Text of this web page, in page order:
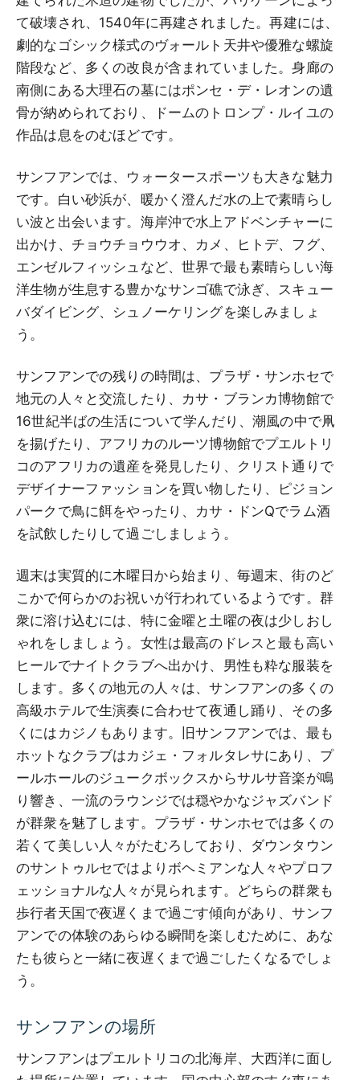
て破壊され、1540年に再建されました。再建には、
劇的なゴシック様式のヴォールト天井や優雅な螺旋
階段など、多くの改良が含まれていました。身廊の
南側にある大理石の墓にはポンセ・デ・レオンの遺
骨が納められており、ドームのトロンプ・ルイユの
作品は息をのむほどです。
サンフアンでは、ウォータースポーツも大きな魅力
です。白い砂浜が、暖かく澄んだ水の上で素晴らし
い波と出会います。海岸沖で水上アドベンチャーに
出かけ、チョウチョウウオ、カメ、ヒトデ、フグ、
エンゼルフィッシュなど、世界で最も素晴らしい海
洋生物が生息する豊かなサンゴ礁で泳ぎ、スキュー
バダイビング、シュノーケリングを楽しみましょ
う。
サンフアンでの残りの時間は、プラザ・サンホセで
地元の人々と交流したり、カサ・ブランカ博物館で
16世紀半ばの生活について学んだり、潮風の中で凧
を揚げたり、アフリカのルーツ博物館でプエルトリ
コのアフリカの遺産を発見したり、クリスト通りで
デザイナーファッションを買い物したり、ピジョン
パークで鳥に餌をやったり、カサ・ドンQでラム酒
を試飲したりして過ごしましょう。
週末は実質的に木曜日から始まり、毎週末、街のど
こかで何らかのお祝いが行われているようです。群
衆に溶け込むには、特に金曜と土曜の夜は少しおし
ゃれをしましょう。女性は最高のドレスと最も高い
ヒールでナイトクラブへ出かけ、男性も粋な服装を
します。多くの地元の人々は、サンフアンの多くの
高級ホテルで生演奏に合わせて夜通し踊り、その多
くにはカジノもあります。旧サンフアンでは、最も
ホットなクラブはカジェ・フォルタレサにあり、プ
ールホールのジュークボックスからサルサ音楽が鳴
り響き、一流のラウンジでは穏やかなジャズバンド
が群衆を魅了します。プラザ・サンホセでは多くの
若くて美しい人々がたむろしており、ダウンタウン
のサントゥルセではよりボヘミアンな人々やプロフ
ェッショナルな人々が見られます。どちらの群衆も
歩行者天国で夜遅くまで過ごす傾向があり、サンフ
アンでの体験のあらゆる瞬間を楽しむために、あな
たも彼らと一緒に夜遅くまで過ごしたくなるでしょ
う。
サンフアンの場所
サンフアンはプエルトリコの北海岸、大西洋に面し